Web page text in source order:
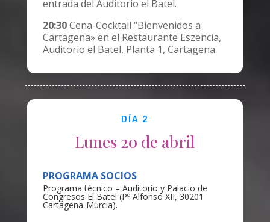
entrada del Auditorio el Batel.
20:30Cena-Cocktail “Bienvenidos a
Cartagena» en el Restaurante Eszencia,
Auditorio el Batel, Planta 1, Cartagena.
DÍA 2
Lunes 20 de abril
PROGRAMA SOCIOS
Programa técnico – Auditorio y Palacio de
Congresos El Batel (Pº Alfonso XII, 30201
Cartagena-Murcia).